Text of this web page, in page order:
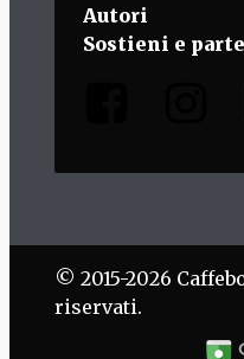
Autori
Sostieni e
© 2015-2026
riservati.